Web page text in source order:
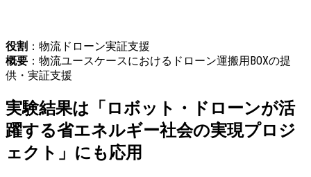
役割 ：物流ドローン実証支援
概要 ：物流ユースケースにおけるドローン運搬用BOXの提
供・実証支援
実験結果は「ロボット・ドローンが活
躍する省エネルギー社会の実現プロジ
ェクト」にも応用